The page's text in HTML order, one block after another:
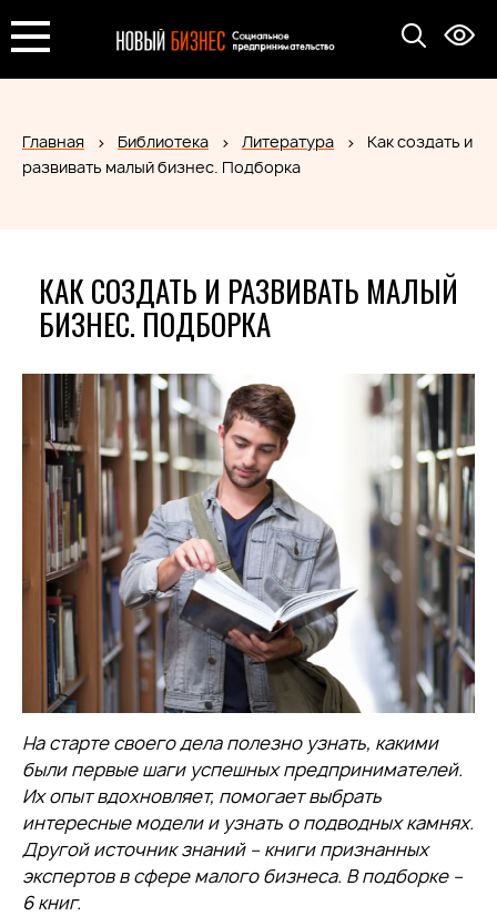
Главная Библиотека Литература
Как создать и
развивать малый бизнес. Подборка
КАК СОЗДАТЬ И РАЗВИВАТЬ МАЛЫЙ
БИЗНЕС. ПОДБОРКА
На старте своего дела полезно узнать, какими
были первые шаги успешных предпринимателей.
Их опыт вдохновляет, помогает выбрать
интересные модели и узнать о подводных камнях.
Другой источник знаний – книги признанных
экспертов в сфере малого бизнеса. В подборке –
6 книг.